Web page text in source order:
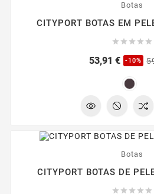
Botas
CITYPORT BOTAS EM
    
53,91 € -10%
Botas
CITYPORT BOTAS DE
    